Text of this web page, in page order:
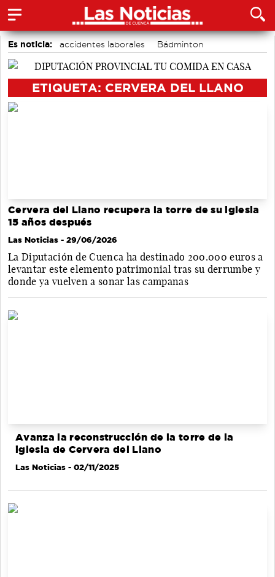
Es noticia: accidentes laborales
Bádminton
Medio Ambiente
ETIQUETA: CERVERA DEL LLANO
Cervera del Llano recupera la torre de su iglesia
15 años después
Las Noticias - 29/06/2026
La Diputación de Cuenca ha destinado 200.000 euros a
levantar este elemento patrimonial tras su derrumbe y
donde ya vuelven a sonar las campanas
Avanza la reconstrucción de la torre de la
iglesia de Cervera del Llano
Las Noticias - 02/11/2025